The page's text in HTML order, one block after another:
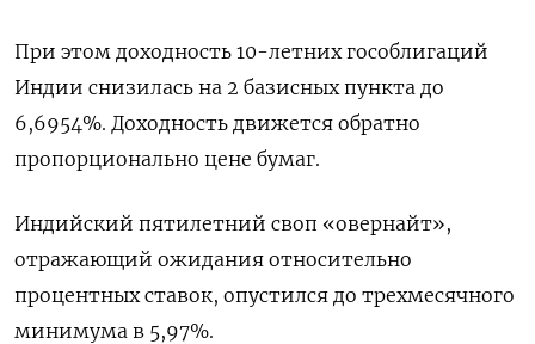
При этом доходность 10-летних гособлигаций
Индии снизилась на 2 базисных пункта до
6,6954%. Доходность движется обратно
пропорционально цене бумаг.
Индийский пятилетний своп «овернайт»,
отражающий ожидания относительно
процентных ставок, опустился до трехмесячного
минимума в 5,97%.